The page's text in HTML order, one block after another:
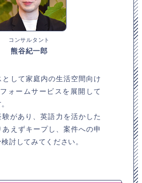
コンサルタント
熊谷紀一郎
として家庭内の生活空間向け
ォームサービスを展開して
があり、英語力を活かした
えずキープし、案件への申
討してみてください。